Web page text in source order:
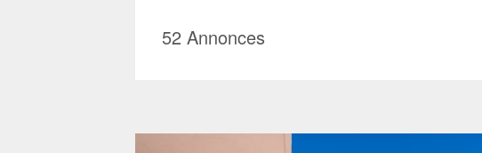
52 Annonces